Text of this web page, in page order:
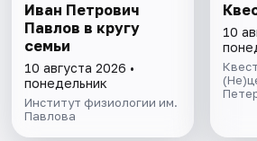
Иван Петрович
Павлов в кругу
семьи
10 августа 2026 •
понедельник
Институт физиологии им.
Павлова
10